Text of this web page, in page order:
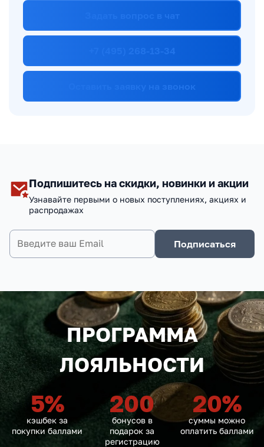
Подпишитесь на скидки, новинки и акции
Узнавайте первыми о новых поступлениях, акциях и
распродажах
Подписаться
ПРОГРАММА
ЛОЯЛЬНОСТИ
5%
кэшбек за
покупки баллами
200
бонусов в
подарок за
регистрацию
20%
суммы можно
оплатить баллами